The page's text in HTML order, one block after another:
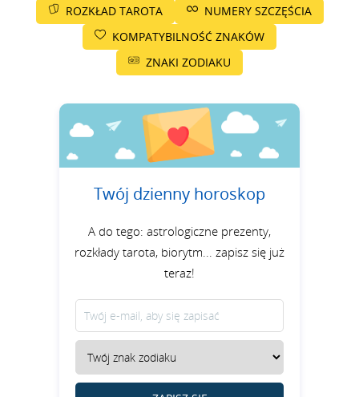
ROZKŁAD TAROTA
NUMERY SZCZĘŚCIA
KOMPATYBILNOŚĆ ZNAKÓW
ZNAKI ZODIAKU
Twój dzienny horoskop
A do tego: astrologiczne prezenty,
rozkłady tarota, biorytm... zapisz się już
teraz!